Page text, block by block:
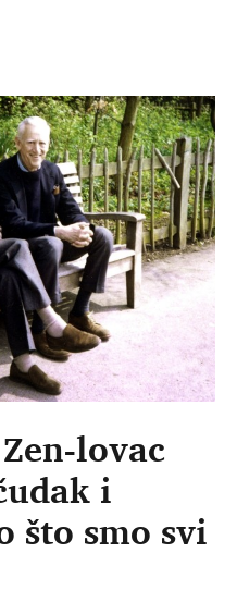
lovac
i
što smo svi